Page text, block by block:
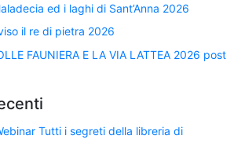
ed i laghi di Sant’Anna 2026
il re di pietra 2026
FAUNIERA E LA VIA LATTEA 2026 post
Tutti i segreti della libreria di